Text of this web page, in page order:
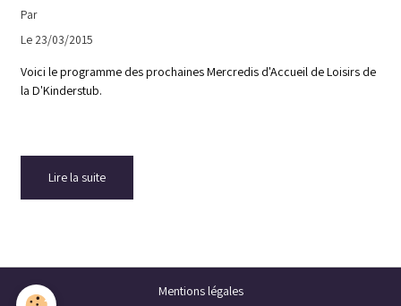
Par
Le 23/03/2015
Voici le programme des prochaines Mercredis d'Accueil de Loisirs de
la D'Kinderstub.
Lire la suite
Mentions légales